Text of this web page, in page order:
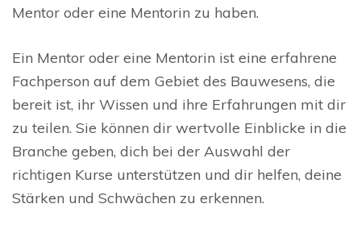
Mentor oder eine Mentorin zu haben.
Ein Mentor oder eine Mentorin ist eine erfahrene
Fachperson auf dem Gebiet des Bauwesens, die
bereit ist, ihr Wissen und ihre Erfahrungen mit dir
zu teilen. Sie können dir wertvolle Einblicke in die
Branche geben, dich bei der Auswahl der
richtigen Kurse unterstützen und dir helfen, deine
Stärken und Schwächen zu erkennen.